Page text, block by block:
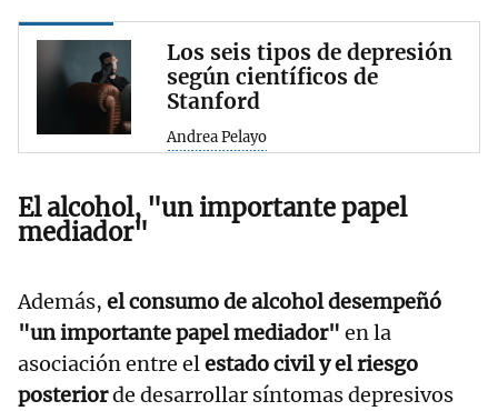
Los seis tipos de depresión
según científicos de
Stanford
Andrea Pelayo
El alcohol, "un importante papel
mediador"
Además, el consumo de alcohol desempeñó
"un importante papel mediador" en la
asociación entre elestado civil y el riesgo
posteriorde desarrollar síntomas depresivos